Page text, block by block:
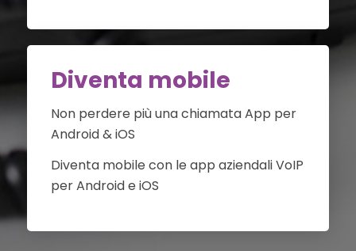
Diventa mobile
Non perdere più una chiamata App per
Android & iOS
Diventa mobile con le app aziendali VoIP
per Android e iOS